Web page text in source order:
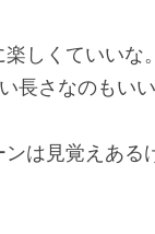
しくていいな
さなのもいい
は見覚えある